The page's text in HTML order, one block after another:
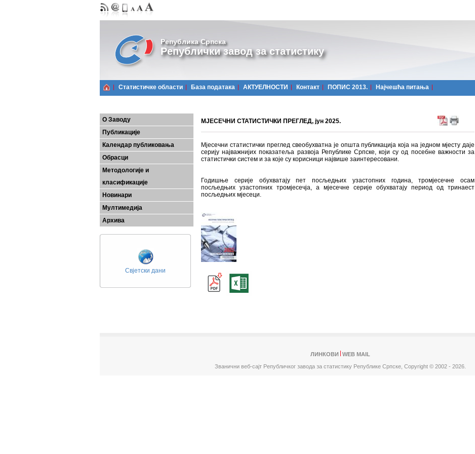
Република Српска
Републички завод за статистику
Статистичке области Базa података АКТУЕЛНОСТИ Контакт ПОПИС 2013. Најчешћa питања
О Заводу
Публикације
Календар публиковања
Обрасци
Методологије и
класификације
Новинари
Мултимедија
Архива
Свјетски дани
МЈЕСЕЧНИ СТАТИСТИЧКИ ПРЕГЛЕД, јун 2025.
Мјесечни статистички преглед свеобухватна је општа публикација која на једном мјесту даје
серију најважнијих показатеља развоја Републике Српске, који су од посебне важности за
статистички систем и за које су корисници највише заинтересовани.
Годишње серије обухватају пет посљедњих узастопних година, тромјесечне осам
посљедњих узастопних тромјесечја, а мјесечне серије обухватају период од тринаест
посљедњих мјесеци.
ЛИНКОВИ
WEB MAIL
Званични веб-сајт Републичког завода за статистику Републике Српске, Copyright © 2002 - 2026.